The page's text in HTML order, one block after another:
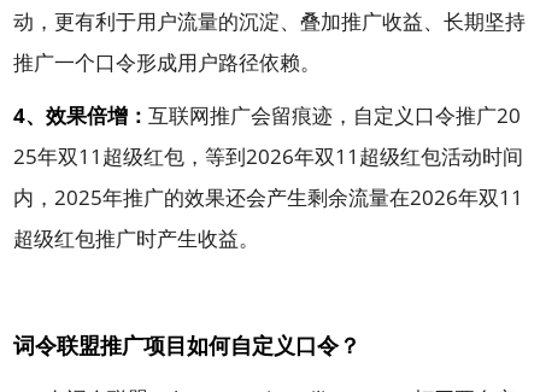
动，更有利于用户流量的沉淀、叠加推广收益、长期坚持
推广一个口令形成用户路径依赖。
4、效果倍增：互联网推广会留痕迹，自定义口令推广20
25年双11超级红包，等到2026年双11超级红包活动时间
内，2025年推广的效果还会产生剩余流量在2026年双11
超级红包推广时产生收益。
词令联盟推广项目如何自定义口令？